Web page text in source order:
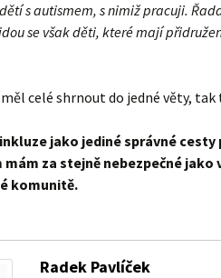
s autismem, s nimiž pracuji.
se však děti, které mají
celé shrnout do jedné věty,
jako jediné správné
za stejně nebezpečné jako
komunitě.
Radek Pavlíček